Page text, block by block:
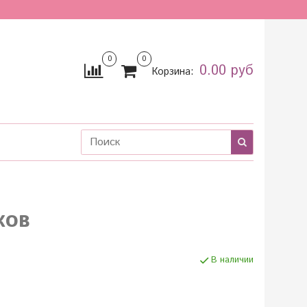
0 0
Корзина: 0.00 руб
В наличии